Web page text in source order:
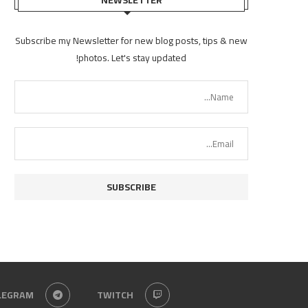
Subscribe my Newsletter for new blog posts, tips & new
photos. Let's stay updated!
TWITCH